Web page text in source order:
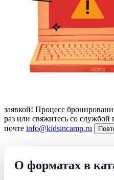
заявкой! Процесс
раз или свяжитесь со
почте info@kidsincamp.ru
О форматах в